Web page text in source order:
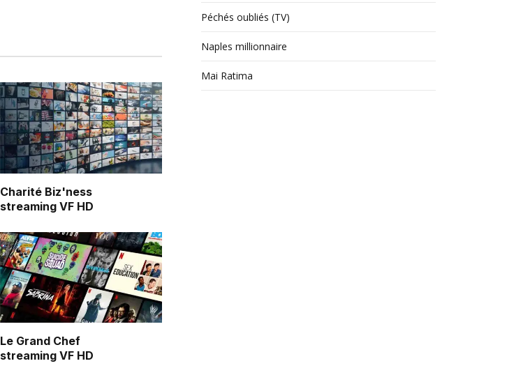
Charité Biz'ness
streaming VF HD
Le Grand Chef
streaming VF HD
Péchés oubliés (TV)
Naples millionnaire
Mai Ratima